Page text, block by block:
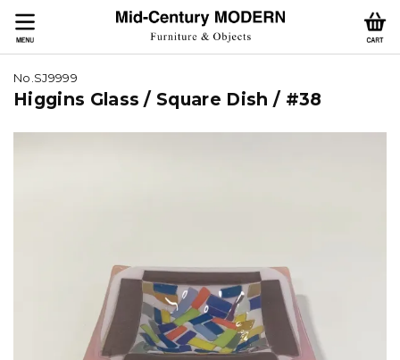
No.SJ9999
Higgins Glass / Square Dish / #38